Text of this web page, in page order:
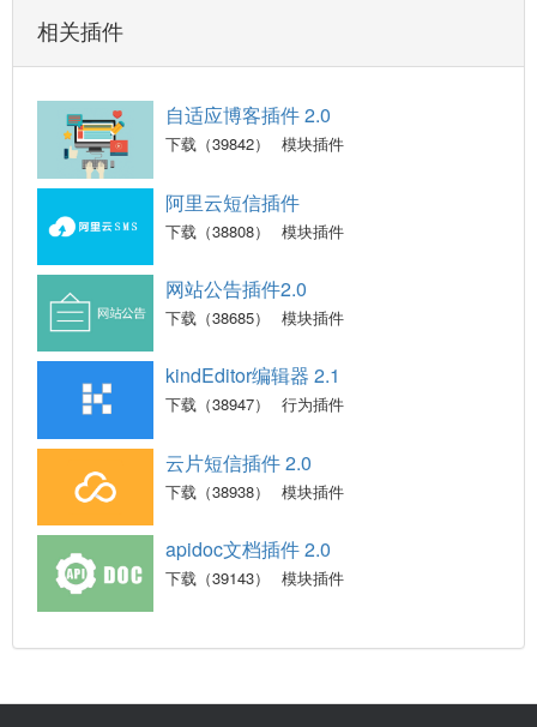
相关插件
自适应博客插件 2.0
下载（39842） 模块插件
阿里云短信插件
下载（38808） 模块插件
网站公告插件2.0
下载（38685） 模块插件
kindEditor编辑器 2.1
下载（38947） 行为插件
云片短信插件 2.0
下载（38938） 模块插件
apidoc文档插件 2.0
下载（39143） 模块插件